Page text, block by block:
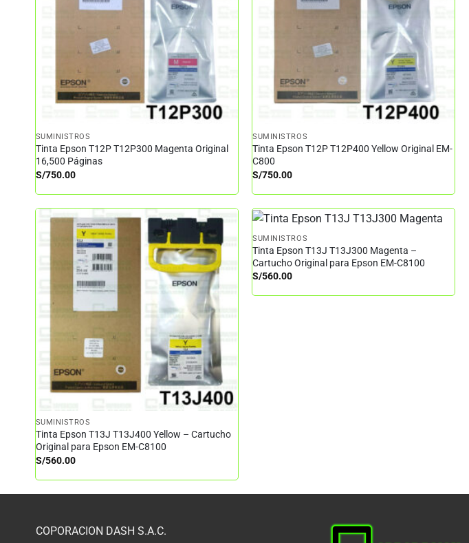
SUMINISTROS
Tinta Epson T12P T12P300 Magenta Original
16,500 Páginas
S/750.00
SUMINISTROS
Tinta Epson T12P T12P400 Yellow Original EM-
C800
S/750.00
SUMINISTROS
Tinta Epson T13J T13J400 Yellow – Cartucho
Original para Epson EM-C8100
S/560.00
SUMINISTROS
Tinta Epson T13J T13J300 Magenta –
Cartucho Original para Epson EM-C8100
S/560.00
COPORACION DASH S.A.C.